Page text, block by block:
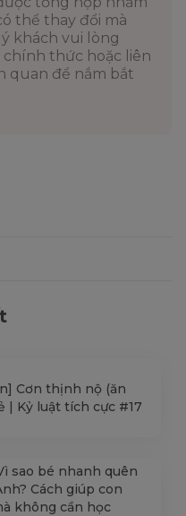
thể thay đổi mà
khách vui lòng
chính thức hoặc liên
quan để nắm bắt
Cơn thịnh nộ (ăn
| Kỷ luật tích cực #17
sao bé nhanh quên
Cách giúp con
không cần học